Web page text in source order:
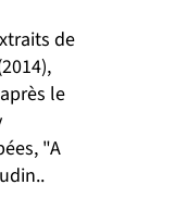
de
le
"A